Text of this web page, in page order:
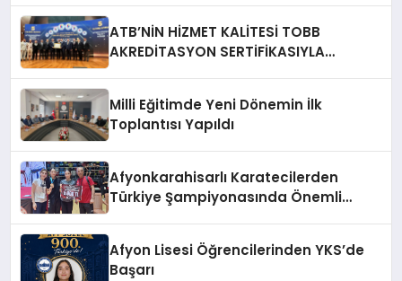
ATB’NİN HİZMET KALİTESİ TOBB
AKREDİTASYON SERTİFİKASIYLA
Milli Eğitimde Yeni Dönemin İlk
Toplantısı Yapıldı
Afyonkarahisarlı Karatecilerden
Türkiye Şampiyonasında Önemli
Afyon Lisesi Öğrencilerinden YKS’de
Başarı